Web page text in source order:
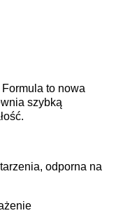
to nowa
szybką
odporna na